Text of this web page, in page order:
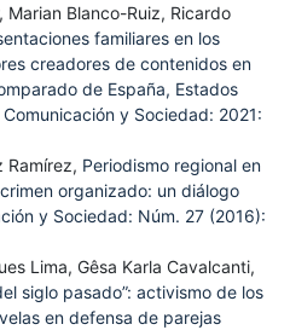
Marian Blanco-Ruiz, Ricardo
familiares en los
creadores de contenidos en
de España, Estados
Comunicación y Sociedad: 2021:
Ramírez, Periodismo regional en
organizado: un diálogo
y Sociedad: Núm. 27 (2016):
Lima, Gêsa Karla Cavalcanti,
siglo pasado”: activismo de los
en defensa de parejas